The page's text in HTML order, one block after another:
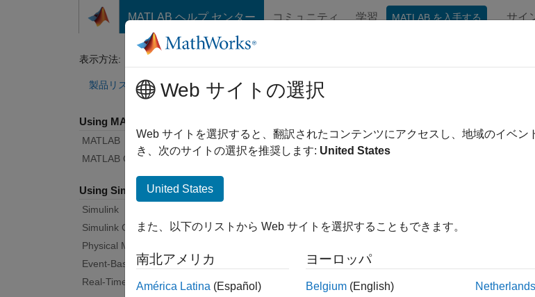
コンテンツへスキップ
MATLAB ヘルプ センター コミュニティ 学習 MATLAB を入手する サイ
表示方法:
製品リスト
Using MATLAB
MATLAB
MATLAB Copilot
Using Simulink
Simulink
Simulink Copilot
Physical Modeling
Event-Based Modeling
Real-Time Simulation and Testing
Stateflow Release Notes
Bug Reports | Bug Fixes
to Incompatibilities
Text Filter: Stateflow Release Notes
How
Web サイトの選択
Web サイトを選択すると、翻訳されたコンテンツにアクセスし、地域のイベ
き、次のサイトの選択を推奨します: United States
United States
また、以下のリストから Web サイトを選択することもできます。
南北アメリカ
América Latina (Español)
ヨーロッパ
Belgium (English)
Netherlands